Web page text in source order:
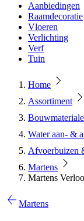
Aanbiedingen
Raamdecoratie
Vloeren
Verlichting
Verf
Tuin
Home
Assortiment
Water aan- &
Afvoerbuizen
Martens
Martens
Martens